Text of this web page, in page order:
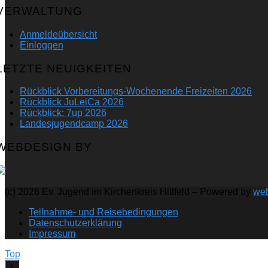
Anmeldeübersicht
Einloggen
NEUIGKEITEN
Rückblick Vorbereitungs-Wochenende Freizeiten 2026
Rückblick JuLeiCa 2026
Rückblick: 7up 2026
Landesjugendcamp 2026
BY
(c) 2026 Ev. Jugend im Kirchenkreis Hittfeld – Powered by
Teilnahme- und Reisebedingungen
Datenschutzerklärung
Impressum
Top
×